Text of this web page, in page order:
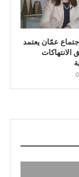
عمّان يعتمد
الانتهاكات